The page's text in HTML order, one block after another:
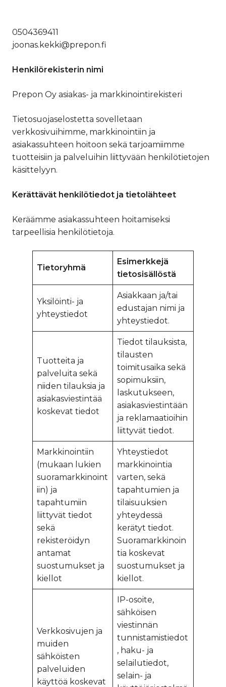
0504369411
joonas.kekki@prepon.fi
Henkilörekisterin nimi
Prepon Oy asiakas- ja markkinointirekisteri
Tietosuojaselostetta sovelletaan
verkkosivuihimme, markkinointiin ja
asiakassuhteen hoitoon sekä tarjoamiimme
tuotteisiin ja palveluihin liittyvään henkilötietojen
käsittelyyn.
Kerättävät henkilötiedot ja tietolähteet
Keräämme asiakassuhteen hoitamiseksi
tarpeellisia henkilötietoja.
Tietoryhmä
Esimerkkejä
tietosisällöstä
Yksilöinti- ja
yhteystiedot
Asiakkaan ja/tai
edustajan nimi ja
yhteystiedot.
Tuotteita ja
palveluita sekä
niiden tilauksia ja
asiakasviestintää
koskevat tiedot
Tiedot tilauksista,
tilausten
toimitusaika sekä
sopimuksiin,
laskutukseen,
asiakasviestintään
ja reklamaatioihin
liittyvät tiedot.
Markkinointiin
(mukaan lukien
suoramarkkinoint
iin) ja
tapahtumiin
liittyvät tiedot
sekä
rekisteröidyn
antamat
suostumukset ja
kiellot
Yhteystiedot
markkinointia
varten, sekä
tapahtumien ja
tilaisuuksien
yhteydessä
kerätyt tiedot.
Suoramarkkinoin
tia koskevat
suostumukset ja
kiellot.
Verkkosivujen ja
muiden
sähköisten
palveluiden
käyttöä koskevat
IP-osoite,
sähköisen
viestinnän
tunnistamistiedot
, haku- ja
selailutiedot,
selain- ja